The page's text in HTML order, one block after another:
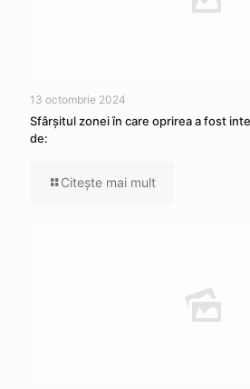
13 octombrie 2024
Sfârșitul zonei în care oprirea a fost
de:
Citeşte mai mult